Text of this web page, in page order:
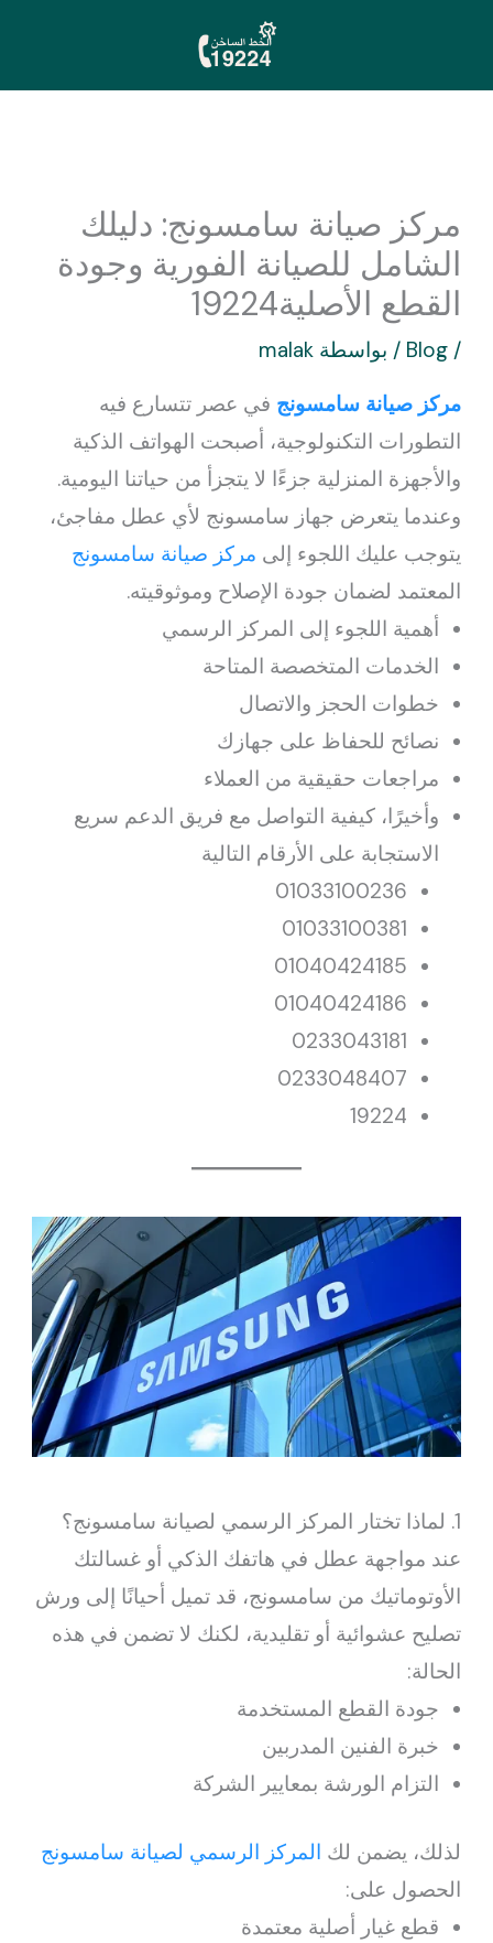
المحتوى
مركز صيانة سامسونج: دليلك
الشامل للصيانة الفورية وجودة
القطع الأصلية19224
/
Blog / بواسطة malak
مركز صيانة سامسونج في عصر تتسارع فيه
التطورات التكنولوجية، أصبحت الهواتف الذكية
والأجهزة المنزلية جزءًا لا يتجزأ من حياتنا اليومية.
وعندما يتعرض جهاز سامسونج لأي عطل مفاجئ،
يتوجب عليك اللجوء إلى مركز صيانة سامسونج
المعتمد لضمان جودة الإصلاح وموثوقيته.
أهمية اللجوء إلى المركز الرسمي
الخدمات المتخصصة المتاحة
خطوات الحجز والاتصال
نصائح للحفاظ على جهازك
مراجعات حقيقية من العملاء
وأخيرًا، كيفية التواصل مع فريق الدعم سريع
الاستجابة على الأرقام التالية
01033100236
01033100381
01040424185
01040424186
0233043181
0233048407
19224
1. لماذا تختار المركز الرسمي لصيانة سامسونج؟
عند مواجهة عطل في هاتفك الذكي أو غسالتك
الأوتوماتيك من سامسونج، قد تميل أحيانًا إلى ورش
تصليح عشوائية أو تقليدية، لكنك لا تضمن في هذه
الحالة:
جودة القطع المستخدمة
خبرة الفنين المدربين
التزام الورشة بمعايير الشركة
لذلك، يضمن لك المركز الرسمي لصيانة سامسونج
الحصول على:
قطع غيار أصلية معتمدة